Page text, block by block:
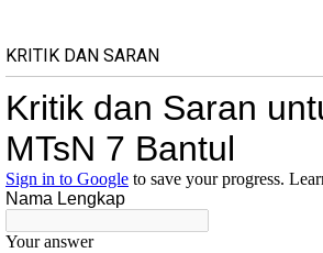
KRITIK DAN SARAN